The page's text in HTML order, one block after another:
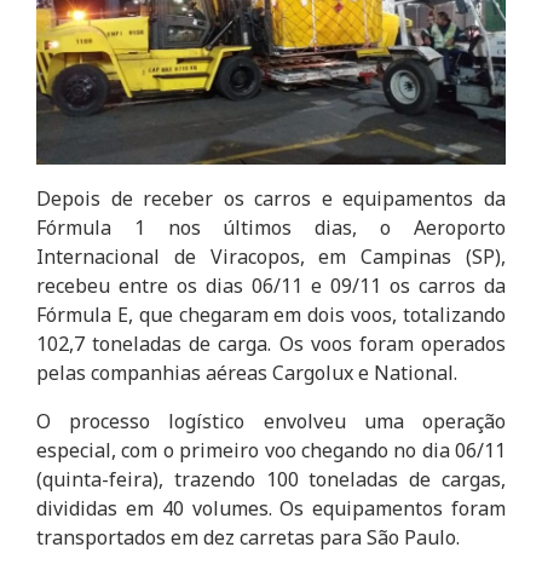
Depois de receber os carros e equipamentos da
Fórmula 1 nos últimos dias, o Aeroporto
Internacional de Viracopos, em Campinas (SP),
recebeu entre os dias 06/11 e 09/11 os carros da
Fórmula E, que chegaram em dois voos, totalizando
102,7 toneladas de carga. Os voos foram operados
pelas companhias aéreas Cargolux e National.
O processo logístico envolveu uma operação
especial, com o primeiro voo chegando no dia 06/11
(quinta-feira), trazendo 100 toneladas de cargas,
divididas em 40 volumes. Os equipamentos foram
transportados em dez carretas para São Paulo.